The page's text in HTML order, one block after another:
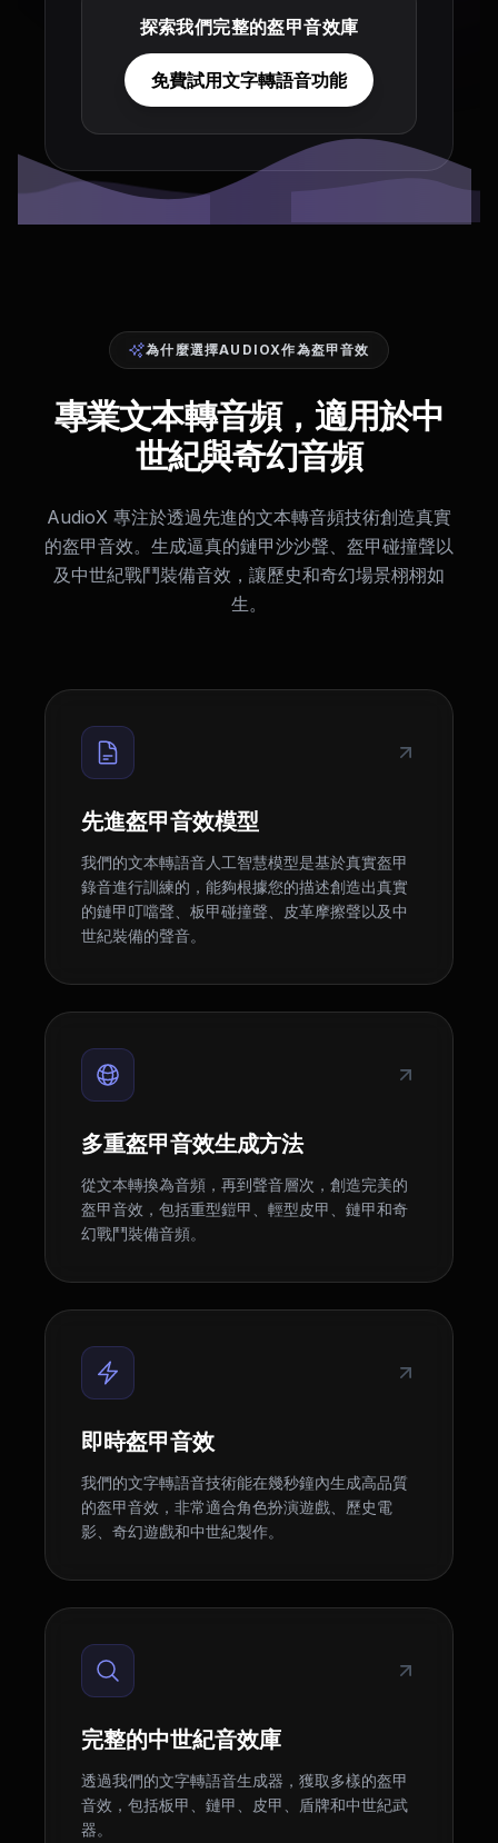
探索我們完整的盔甲音效庫
免費試用文字轉語音功能
為什麼選擇AUDIOX作為盔甲音效
專業文本轉音頻，適用於中
世紀與奇幻音頻
AudioX 專注於透過先進的文本轉音頻技術創造真實
的盔甲音效。生成逼真的鏈甲沙沙聲、盔甲碰撞聲以
及中世紀戰鬥裝備音效，讓歷史和奇幻場景栩栩如
生。
先進盔甲音效模型
我們的文本轉語音人工智慧模型是基於真實盔甲
錄音進行訓練的，能夠根據您的描述創造出真實
的鏈甲叮噹聲、板甲碰撞聲、皮革摩擦聲以及中
世紀裝備的聲音。
多重盔甲音效生成方法
從文本轉換為音頻，再到聲音層次，創造完美的
盔甲音效，包括重型鎧甲、輕型皮甲、鏈甲和奇
幻戰鬥裝備音頻。
即時盔甲音效
我們的文字轉語音技術能在幾秒鐘內生成高品質
的盔甲音效，非常適合角色扮演遊戲、歷史電
影、奇幻遊戲和中世紀製作。
完整的中世紀音效庫
透過我們的文字轉語音生成器，獲取多樣的盔甲
音效，包括板甲、鏈甲、皮甲、盾牌和中世紀武
器。